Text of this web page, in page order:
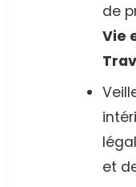
de
Vie
et